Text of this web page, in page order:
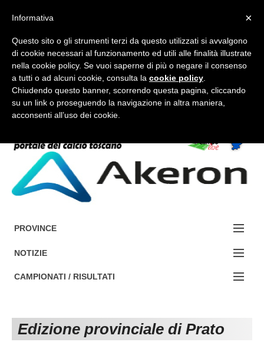
FORUM-ACCEDI
Accedi / Registrati
PROVINCE
EDIZIONE:
AREZZO
GROSSETO
NOTIZIE
NOTIZIE:
Le iniziative di TOSCANA GOL
CAMPIONATI / RISULTATI
NAZIONALI
Edizione provinciale di Prato
×
Informativa
Questo sito o gli strumenti terzi da questo utilizzati si avvalgono
di cookie necessari al funzionamento ed utili alle finalità illustrate
nella cookie policy. Se vuoi saperne di più o negare il consenso
a tutti o ad alcuni cookie, consulta la cookie policy
Chiudendo questo banner, scorrendo questa pagina, cliccando
su un link o proseguendo la navigazione in altra maniera,
acconsenti all’uso dei cookie.